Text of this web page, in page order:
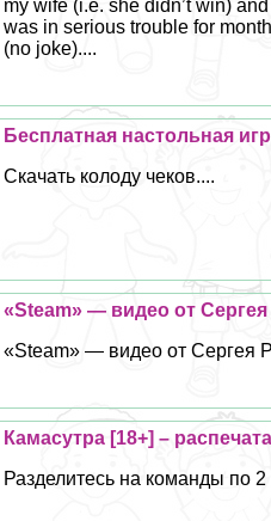
my wife (i.e. she didn’t win)
was in serious trouble for
(no joke)....
Бесплатная настольная
Скачать колоду чеков....
«Steam» — видео от
«Steam» — видео от Сергея
Камасутра [18+] –
Разделитесь на комaнды по 2